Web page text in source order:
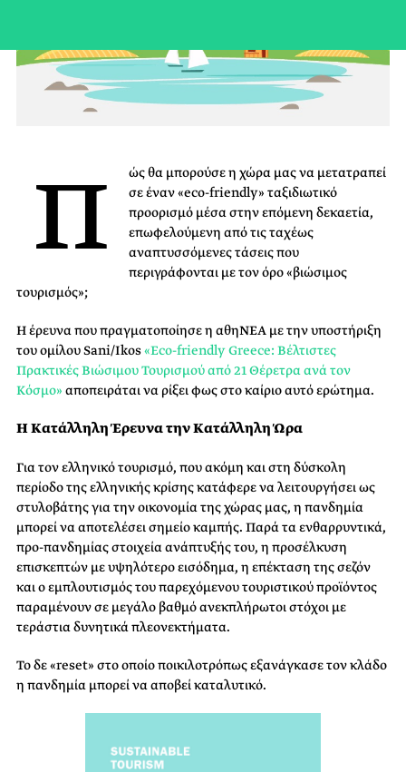
Π
ώς θα μπορούσε η χώρα μας να μετατραπεί
σε έναν «eco-friendly» ταξιδιωτικό
προορισμό μέσα στην επόμενη δεκαετία,
επωφελούμενη από τις ταχέως
αναπτυσσόμενες τάσεις που
περιγράφονται με τον όρο «βιώσιμος
τουρισμός»;
Η έρευνα που πραγματοποίησε η αθηΝΕΑ με την υποστήριξη
του ομίλου Sani/Ikos«Eco-friendly Greece: Βέλτιστες
Πρακτικές Βιώσιμου Τουρισμού από 21 Θέρετρα ανά τον
Κόσμο» αποπειράται να ρίξει φως στο καίριο αυτό ερώτημα.
Η Κατάλληλη Έρευνα την Κατάλληλη Ώρα
Για τον ελληνικό τουρισμό, που ακόμη και στη δύσκολη
περίοδο της ελληνικής κρίσης κατάφερε να λειτουργήσει ως
στυλοβάτης για την οικονομία της χώρας μας, η πανδημία
μπορεί να αποτελέσει σημείο καμπής. Παρά τα ενθαρρυντικά,
προ-πανδημίας στοιχεία ανάπτυξής του, η προσέλκυση
επισκεπτών με υψηλότερο εισόδημα, η επέκταση της σεζόν
και ο εμπλουτισμός του παρεχόμενου τουριστικού προϊόντος
παραμένουν σε μεγάλο βαθμό ανεκπλήρωτοι στόχοι με
τεράστια δυνητικά πλεονεκτήματα.
Το δε «reset» στο οποίο ποικιλοτρόπως εξανάγκασε τον κλάδο
η πανδημία μπορεί να αποβεί καταλυτικό.